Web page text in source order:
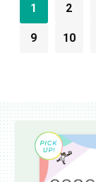
1 2
9 10